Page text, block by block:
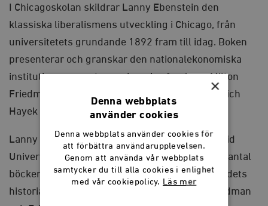
Chicagoskolan skildrar Lanny Ebenstein den
klassiska liberalismens utveckling i Chicago, från
universitetets grundande 1892 fram till idag. Boken
presenterar och granskar den nationalekonomiska
institutionens mest namnkunniga forskare: Milton
Friedman, George Stigler, Henry Simons, Friedrich
Hayek och många fler.
Lanny Ebensteinär statsvetare och historiker vid
University of California. Han har skrivit ett stort antal
böcker om det politiska och ekonomiska tänkandets
historia, bland annat biografier över Milton Friedman
×
Denna webbplats
använder cookies
Denna webbplats använder cookies för
att förbättra användarupplevelsen.
Genom att använda vår webbplats
samtycker du till alla cookies i enlighet
med vår cookiepolicy. Läs mer